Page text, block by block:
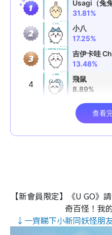
【新會員限定】《U GO》
奇百怪！我
↓一齊睇下小新同妖怪朋